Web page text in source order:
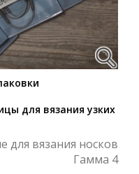
для вязания узких
для вязания носков
Гамма 4